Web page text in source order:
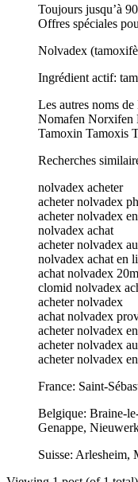
Toujours jusqu’à
Offres spéciales
Nolvadex
Ingrédient actif:
Les autres noms
Nomafen Norxifen
Tamoxin Tamoxis
Recherches
nolvadex acheter
acheter nolvadex
acheter nolvadex
nolvadex achat
acheter nolvadex
nolvadex achat en
achat nolvadex
clomid nolvadex
acheter nolvadex
achat nolvadex
acheter nolvadex
acheter nolvadex
acheter nolvadex
France: Saint-
Belgique: Braine-
Genappe,
Suisse: